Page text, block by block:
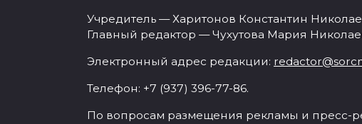
Учредитель — Харитонов Константин
Главный редактор — Чухутова Мария
Электронный адрес редакции:
Телефон: +7 (937) 396-77-86.
По вопросам размещения рекламы и пресс-